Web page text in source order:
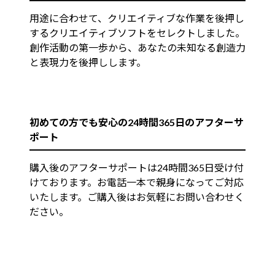
用途に合わせて、クリエイティブな作業を後押し
するクリエイティブソフトをセレクトしました。
創作活動の第一歩から、あなたの未知なる創造力
と表現力を後押しします。
初めての方でも安心の24時間365日のアフターサ
ポート
購入後のアフターサポートは24時間365日受け付
けております。お電話一本で親身になってご対応
いたします。ご購入後はお気軽にお問い合わせく
ださい。